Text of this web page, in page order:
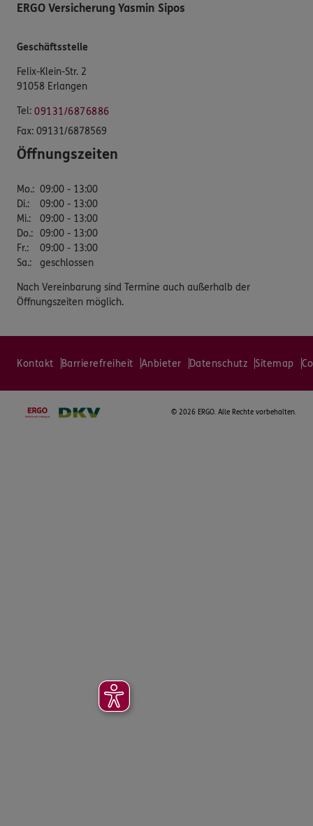
ERGO Versicherung Yasmin Sipos
Geschäftsstelle
Felix-Klein-Str. 2
91058 Erlangen
Tel: 09131/6876886
Fax: 09131/6878569
Öffnungszeiten
Mo.: 09:00 - 13:00
Di.:
09:00 - 13:00
Mi.:
09:00 - 13:00
Do.: 09:00 - 13:00
Fr.:
09:00 - 13:00
Sa.: geschlossen
Nach Vereinbarung sind Termine auch außerhalb der
Öffnungszeiten möglich.
Kontakt Barrierefreiheit Anbieter Datenschutz Sitemap
© 2026 ERGO. Alle Rechte vorbehalten.